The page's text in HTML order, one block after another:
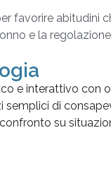
favorire abitudini
e la
e interattivo con
semplici di
su